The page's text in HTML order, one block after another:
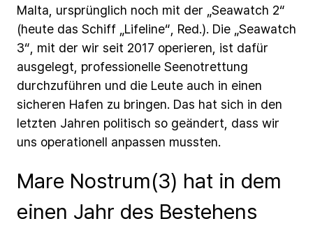
Malta, ursprünglich noch mit der „Seawatch 2“
(heute das Schiff „Lifeline“, Red.). Die „Seawatch
3“, mit der wir seit 2017 operieren, ist dafür
ausgelegt, professionelle Seenotrettung
durchzuführen und die Leute auch in einen
sicheren Hafen zu bringen. Das hat sich in den
letzten Jahren politisch so geändert, dass wir
uns operationell anpassen mussten.
Mare Nostrum(3) hat in dem
einen Jahr des Bestehens